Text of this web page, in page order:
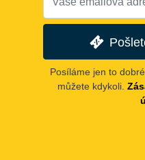
Posíláme jen to
můžete kdykoli.